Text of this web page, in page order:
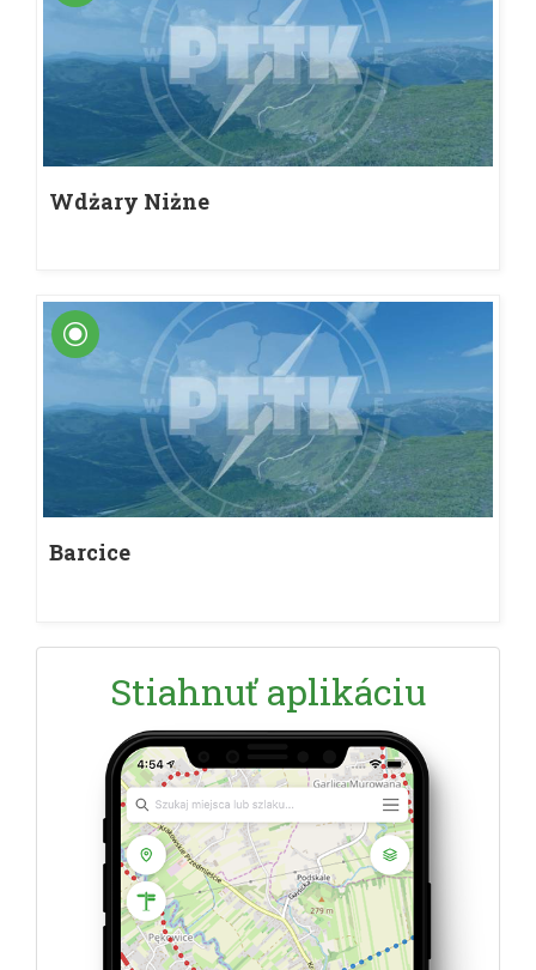
Wdżary Niżne
Barcice
Stiahnuť aplikáciu